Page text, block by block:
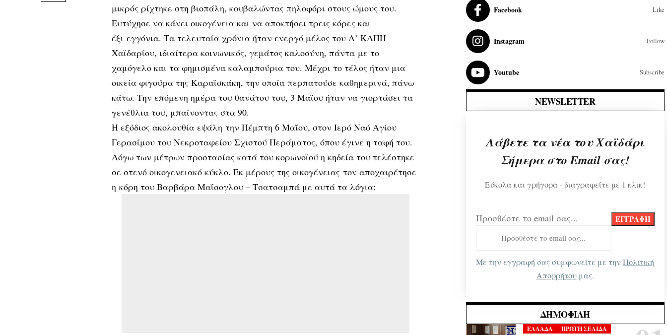
μικρός ρίχτηκε στη βιοπάλη, κουβαλώντας πηλοφόρι στους ώμους του.
Ευτύχησε να κάνει οικογένεια και να αποκτήσει τρεις κόρες και
έξι εγγόνια. Τα τελευταία χρόνια ήταν ενεργό μέλος του Α’ ΚΑΠΗ
Χαϊδαρίου, ιδιαίτερα κοινωνικός, γεμάτος καλοσύνη, πάντα με το
χαμόγελο και τα φημισμένα καλαμπούρια του. Μέχρι το τέλος ήταν μια
οικεία φιγούρα της Καραϊσκάκη, την οποία περπατούσε καθημερινά, πάνω
κάτω. Την επόμενη ημέρα του θανάτου του, 3 Μαΐου ήταν να γιορτάσει τα
γενέθλια του, μπαίνοντας στα 90.
Η εξόδιος ακολουθία εψάλη την Πέμπτη 6 Μαΐου, στον Ιερό Ναό Αγίου
Γερασίμου του Νεκροταφείου Σχιστού Περάματος, όπου έγινε η ταφή του.
Λόγω των μέτρων προστασίας κατά του κορωνοϊού η κηδεία του τελέστηκε
σε στενό οικογενειακό κύκλο. Εκ μέρους της οικογένειας τον αποχαιρέτησε
η κόρη του Βαρβάρα Μαΐσογλου – Τσατσαμπά με αυτά τα λόγια:
Facebook Like
Instagram Follow
Youtube Subscribe
NEWSLETTER
Λάβετε τα νέα του Χαϊδάρι
Σήμερα στο Email σας!
Εύκολα και γρήγορα - διαγραφείτε με 1 κλικ!
Προσθέστε το email σας...
Με την εγγραφή σας συμφωνείτε με τηνΠολιτική
Απορρήτουμας.
ΔΗΜΟΦΙΛΉ
ΕΛΛΑΔΑ ΠΡΩΤΗ ΣΕΛΙΔΑ